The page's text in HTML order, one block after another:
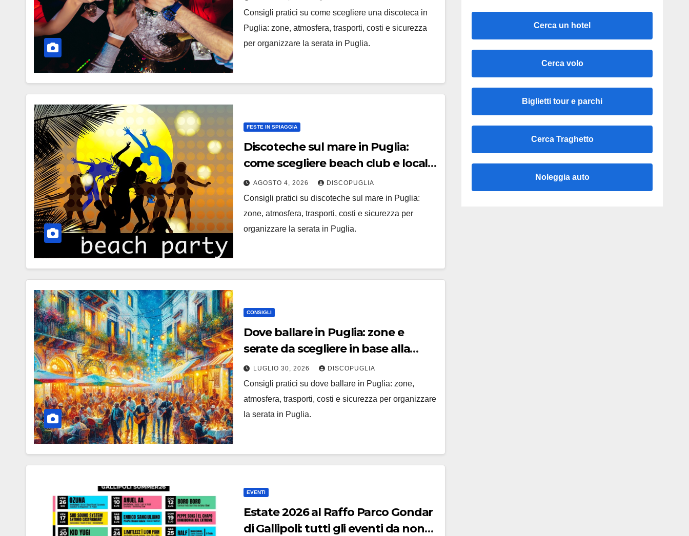
Consigli pratici su come scegliere una discoteca in
Puglia: zone, atmosfera, trasporti, costi e sicurezza
per organizzare la serata in Puglia.
FESTE IN SPIAGGIA
Discoteche sul mare in Puglia:
come scegliere beach club e locali
panoramici
AGOSTO 4, 2026 DISCOPUGLIA
Consigli pratici su discoteche sul mare in Puglia:
zone, atmosfera, trasporti, costi e sicurezza per
organizzare la serata in Puglia.
CONSIGLI
Dove ballare in Puglia: zone e
serate da scegliere in base alla
vacanza
LUGLIO 30, 2026 DISCOPUGLIA
Consigli pratici su dove ballare in Puglia: zone,
atmosfera, trasporti, costi e sicurezza per organizzare
la serata in Puglia.
EVENTI
Estate 2026 al Raffo Parco Gondar
di Gallipoli: tutti gli eventi da non
Cerca un hotel
Cerca volo
Biglietti tour e parchi
Cerca Traghetto
Noleggia auto